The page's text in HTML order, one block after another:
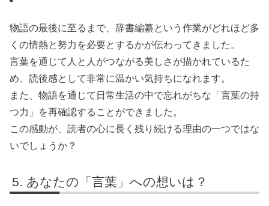
物語の最後に至るまで、辞書編纂という作業がどれほど多
くの情熱と努力を必要とするかが伝わってきました。
言葉を通じて人と人がつながる美しさが描かれているた
め、読後感として非常に温かい気持ちになれます。
また、物語を通じて日常生活の中で忘れがちな「言葉の持
つ力」を再確認することができました。
この感動が、読者の心に長く残り続ける理由の一つではな
いでしょうか？
あなたの「言葉」への想いは？